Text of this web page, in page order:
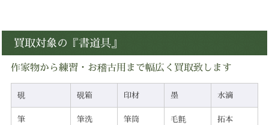
買取対象の『書道具』
作家物から練習・お稽古用まで幅広く買取致します
硯 硯箱 印材 墨 水滴
筆 筆洗 筆筒 毛氈 拓本